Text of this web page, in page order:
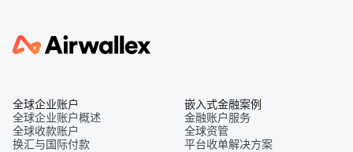
全球企业账户
全球企业账户概述
全球收款账户
换汇与国际付款
嵌入式金融案例
金融账户服务
全球资管
平台收单解决方案